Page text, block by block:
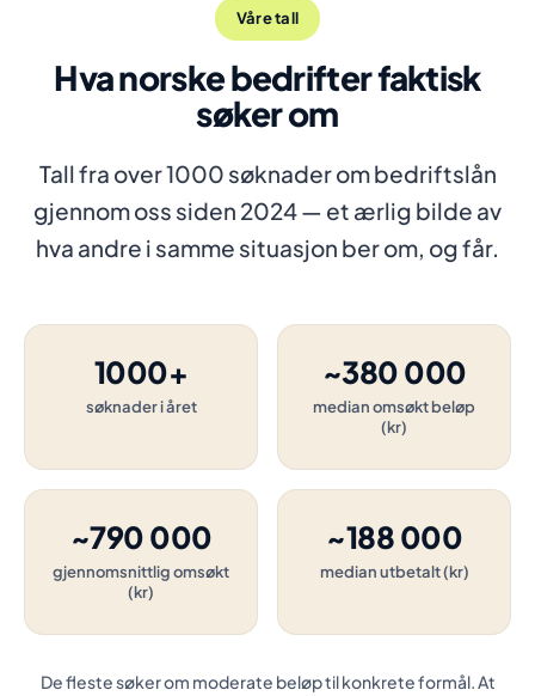
Våre tall
Hva norske bedrifter faktisk
søker om
Tall fra over 1000 søknader om bedriftslån
gjennom oss siden 2024 — et ærlig bilde av
hva andre i samme situasjon ber om, og får.
1000+
søknader i året
~380 000
median omsøkt beløp
(kr)
~790 000
gjennomsnittlig omsøkt
(kr)
~188 000
median utbetalt (kr)
De fleste søker om moderate beløp til konkrete formål. At